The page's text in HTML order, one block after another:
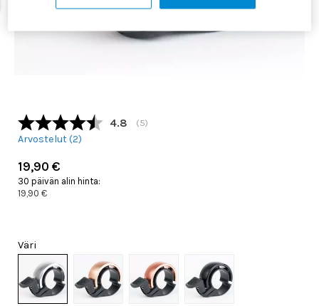
Keskimääräinen luokitus:
4.8 (äänet:
5)
Arvostelut (2)
19,90 €
30 päivän alin hinta:
19,90 €
Väri